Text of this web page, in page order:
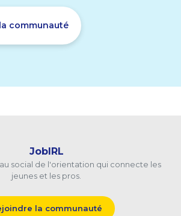
communauté
JobIRL
social de l'orientation qui connecte les
jeunes et les pros.
la communauté